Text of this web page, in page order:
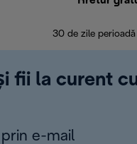
30 de zile
fii la curent
e-mail